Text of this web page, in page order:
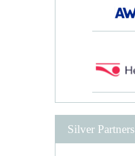
Silver Partners